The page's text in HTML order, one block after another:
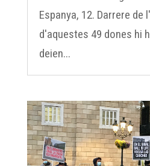
d'aquestes 49 dones hi
deien...